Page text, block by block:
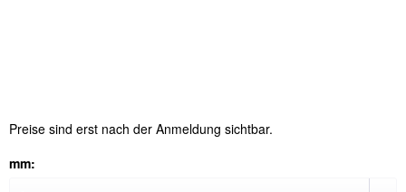
Preise sind erst nach der Anmeldung sichtbar.
mm: